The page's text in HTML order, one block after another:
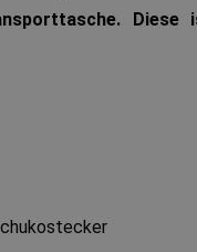
Diese